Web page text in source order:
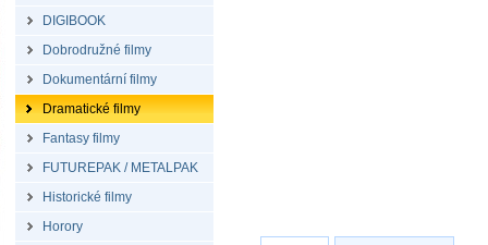
DIGIBOOK
Dobrodružné filmy
Dokumentární filmy
Dramatické filmy
Fantasy filmy
FUTUREPAK / METALPAK
Historické filmy
Horory